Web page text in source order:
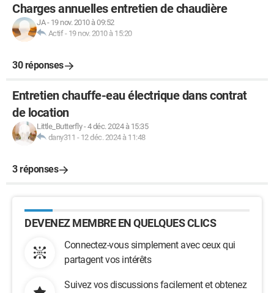
Charges annuelles entretien de chaudière
JA- 19 nov. 2010 à 09:52
Actif- 19 nov. 2010 à 15:20
30 réponses
Entretien chauffe-eau électrique dans contrat
de location
Little_Butterfly-4 déc. 2024 à 15:35
dany311 - 12 déc. 2024 à 11:48
3 réponses
DEVENEZ MEMBRE EN QUELQUES CLICS
Connectez-vous simplement avec ceux qui
partagent vos intérêts
Suivez vos discussions facilement et obtenez